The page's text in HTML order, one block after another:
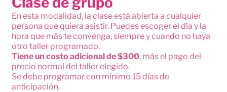
En esta modalidad, la clase está abierta a cualquier
persona que quiera asistir. Puedes escoger el día y la
hora que más te convenga, siempre y cuando no haya
otro taller programado.
Tiene un costo adicional de $300, más el pago del
precio normal del taller elegido.
Se debe programar con mínimo 15 días de
anticipación.